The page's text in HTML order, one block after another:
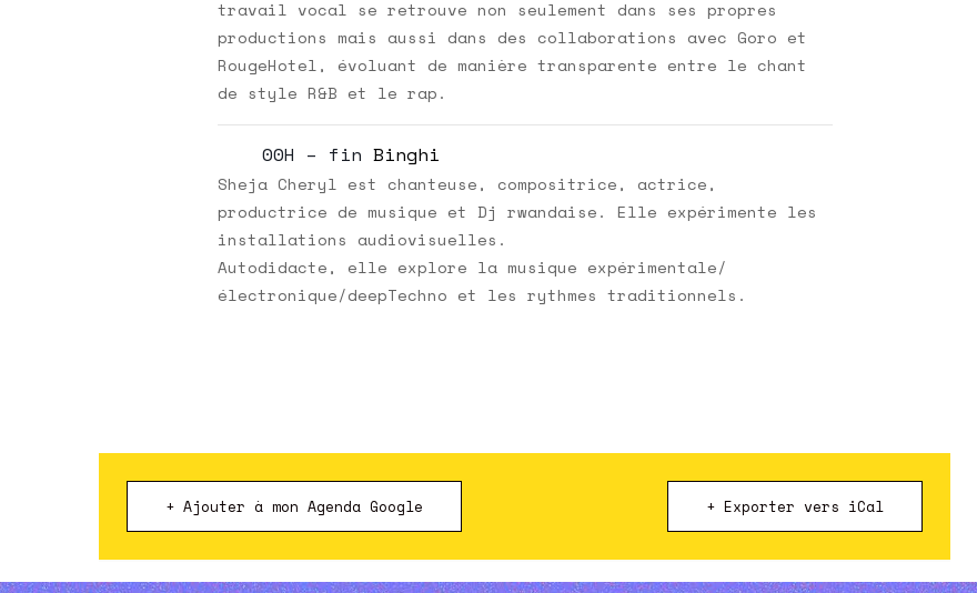
travail vocal se retrouve non seulement dans ses propres
productions mais aussi dans des collaborations avec Goro et
RougeHotel, évoluant de manière transparente entre le chant
de style R&B et le rap.
00H – fin Binghi
Sheja Cheryl est chanteuse, compositrice, actrice,
productrice de musique et Dj rwandaise. Elle expérimente les
installations audiovisuelles.
Autodidacte, elle explore la musique expérimentale/
électronique/deepTechno et les rythmes traditionnels.
+ Ajouter à mon Agenda Google + Exporter vers iCal